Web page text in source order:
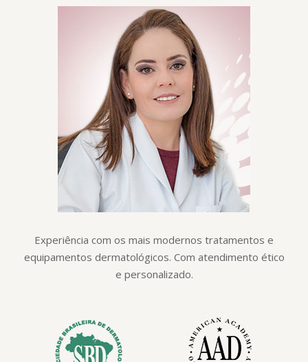
Experiência com os mais modernos tratamentos e
equipamentos dermatológicos. Com atendimento ético
e personalizado.